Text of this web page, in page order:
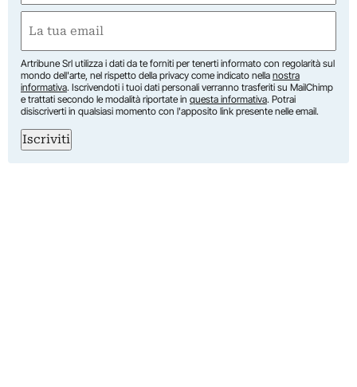
First
(Required)
Artribune Srl utilizza i dati da te forniti per tenerti informato con regolarità sul
mondo dell'arte, nel rispetto della privacy come indicato nella nostra
informativa. Iscrivendoti i tuoi dati personali verranno trasferiti su MailChimp
e trattati secondo le modalità riportate in questa informativa. Potrai
disiscriverti in qualsiasi momento con l'apposito link presente nelle email.
Iscriviti